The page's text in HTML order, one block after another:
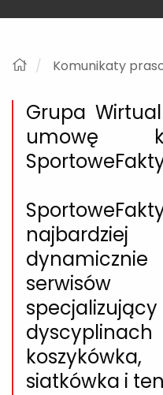
Komunikaty
Grupa
umowę
najbardziej
serwisów
siatkówka i